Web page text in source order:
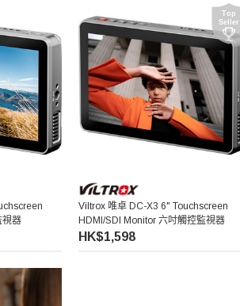
視器
Viltrox 唯卓 DC-X3 6" Touchscreen
HDMI/SDI Monitor 六吋觸控監視器
HK$1,598